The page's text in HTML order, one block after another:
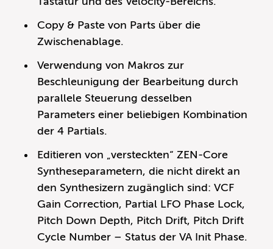
Copy & Paste von Parts über die
Zwischenablage.
Verwendung von Makros zur
Beschleunigung der Bearbeitung durch
parallele Steuerung desselben
Parameters einer beliebigen Kombination
der 4 Partials.
Editieren von „versteckten“ ZEN-Core
Syntheseparametern, die nicht direkt an
den Synthesizern zugänglich sind: VCF
Gain Correction, Partial LFO Phase Lock,
Pitch Down Depth, Pitch Drift, Pitch Drift
Cycle Number – Status der VA Init Phase.